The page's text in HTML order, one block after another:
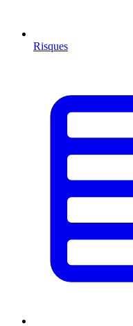
Risques